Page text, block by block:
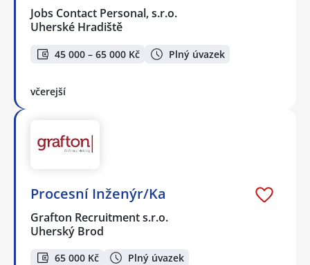
Jobs Contact Personal, s.r.o.
Uherské Hradiště
45 000 – 65 000 Kč Plný úvazek
včerejší
Procesní Inženýr/Ka
Grafton Recruitment s.r.o.
Uherský Brod
65 000 Kč Plný úvazek